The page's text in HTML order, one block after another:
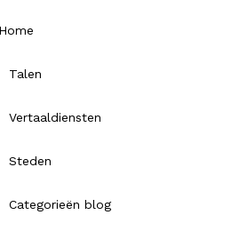
Talen
Vertaaldiensten
Steden
Categorieën blog